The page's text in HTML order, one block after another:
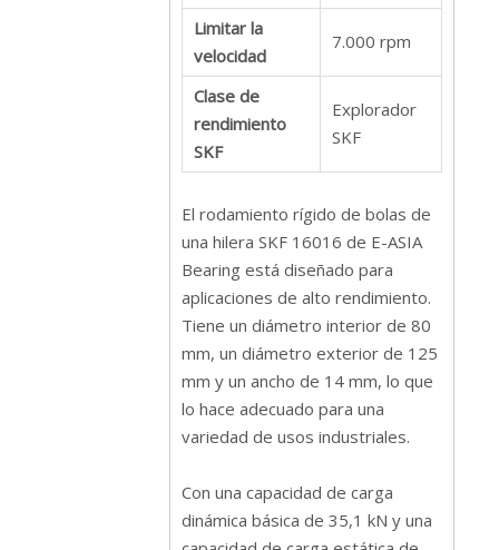
Limitar la
velocidad
7.000 rpm
Clase de
rendimiento
SKF
Explorador
SKF
El rodamiento rígido de bolas de
una hilera SKF 16016 de E-ASIA
Bearing está diseñado para
aplicaciones de alto rendimiento.
Tiene un diámetro interior de 80
mm, un diámetro exterior de 125
mm y un ancho de 14 mm, lo que
lo hace adecuado para una
variedad de usos industriales.
Con una capacidad de carga
dinámica básica de 35,1 kN y una